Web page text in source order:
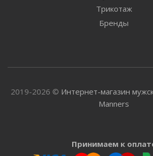
Трикотаж
Бренды
2019-2026 © Интернет-магазин
Manners
Принимаем к